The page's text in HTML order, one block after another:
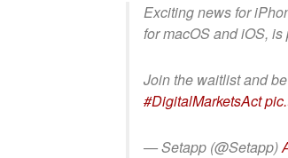
Exciting news for
for macOS and iOS,
Join the waitlist and
#DigitalMarketsAct
— Setapp (@Setapp)